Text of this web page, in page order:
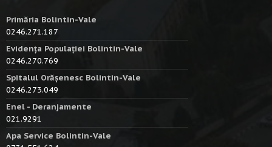
Primăria Bolintin-Vale
0246.271.187
Evidența Populației Bolintin-Vale
0246.270.769
Spitalul Orășenesc Bolintin-Vale
0246.273.049
Enel - Deranjamente
021.9291
Apa Service Bolintin-Vale